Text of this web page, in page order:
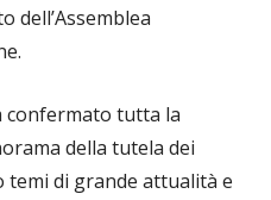
dell’Assemblea
confermato tutta la
della tutela dei
di grande attualità e